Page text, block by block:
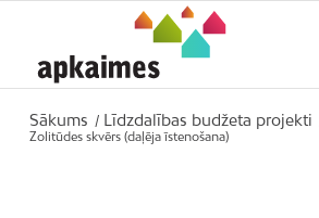
Sākums / Līdzdalības budžeta projekti
Zolitūdes skvērs (daļēja īstenošana)